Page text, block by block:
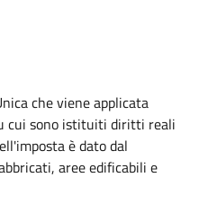
che viene applicata
cui sono istituiti diritti reali
è dato dal
aree edificabili e